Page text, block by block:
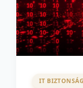
IT